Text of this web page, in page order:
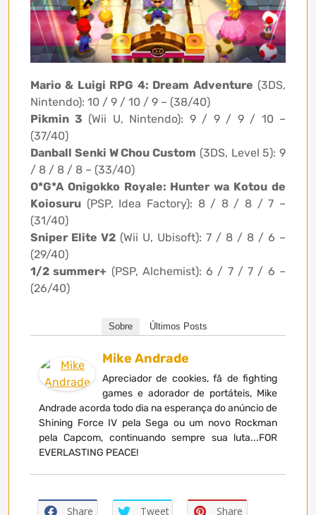
Mario & Luigi RPG 4: Dream Adventure (3DS,
Nintendo): 10 / 9 / 10 / 9 – (38/40)
Pikmin 3 (Wii U, Nintendo): 9 / 9 / 9 / 10 –
(37/40)
Danball Senki W Chou Custom (3DS, Level 5): 9
/ 8 / 8 / 8 – (33/40)
O*G*A Onigokko Royale: Hunter wa Kotou de
Koiosuru (PSP, Idea Factory): 8 / 8 / 8 / 7 –
(31/40)
Sniper Elite V2 (Wii U, Ubisoft): 7 / 8 / 8 / 6 –
(29/40)
1/2 summer+ (PSP, Alchemist): 6 / 7 / 7 / 6 –
(26/40)
Sobre Últimos Posts
Mike Andrade
Apreciador de cookies, fã de fighting
games e adorador de portáteis, Mike
Andrade acorda todo dia na esperança do anúncio de
Shining Force IV pela Sega ou um novo Rockman
pela Capcom, continuando sempre sua luta...FOR
EVERLASTING PEACE!
Share Tweet Share